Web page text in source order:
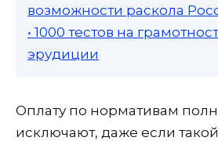
возможности раскола
• 1000 тестов на
эрудиции
Оплату по нормативам
исключают, даже если